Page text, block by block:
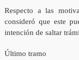
Respecto a las
consideró que este
intención de saltar
Último tramo